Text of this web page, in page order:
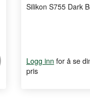
Silikon S755 Dark
Logg inn for å se
pris